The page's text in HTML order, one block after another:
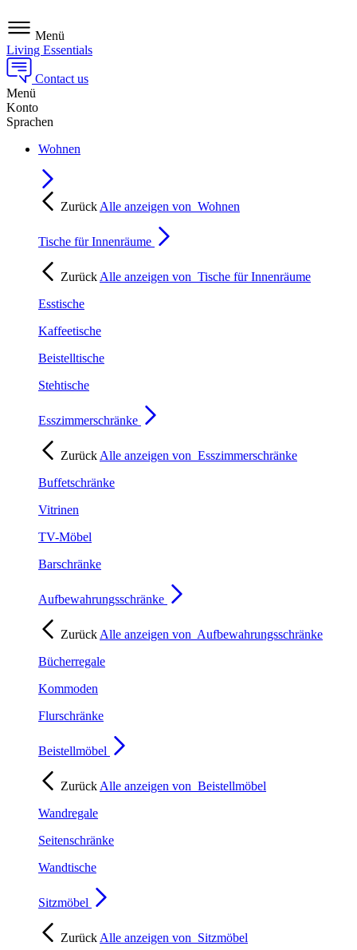
Menü
Living Essentials
Contact us
Menü
Konto
Sprachen
Wohnen
Zurück Alle anzeigen von Wohnen
Tische für Innenräume
Zurück Alle anzeigen von Tische für Innenräume
Esstische
Kaffeetische
Beistelltische
Stehtische
Esszimmerschränke
Zurück Alle anzeigen von Esszimmerschränke
Buffetschränke
Vitrinen
TV-Möbel
Barschränke
Aufbewahrungsschränke
Zurück Alle anzeigen von Aufbewahrungsschränke
Bücherregale
Kommoden
Flurschränke
Beistellmöbel
Zurück Alle anzeigen von Beistellmöbel
Wandregale
Seitenschränke
Wandtische
Sitzmöbel
Zurück Alle anzeigen von Sitzmöbel